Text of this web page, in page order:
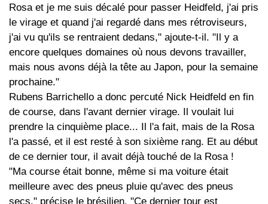
Rosa et je me suis décalé pour passer Heidfeld, j'ai pris
le virage et quand j'ai regardé dans mes rétroviseurs,
j'ai vu qu'ils se rentraient dedans," ajoute-t-il. "Il y a
encore quelques domaines où nous devons travailler,
mais nous avons déjà la tête au Japon, pour la semaine
prochaine."
Rubens Barrichello a donc percuté Nick Heidfeld en fin
de course, dans l'avant dernier virage. Il voulait lui
prendre la cinquième place... Il l'a fait, mais de la Rosa
l'a passé, et il est resté à son sixième rang. Et au début
de ce dernier tour, il avait déjà touché de la Rosa !
"Ma course était bonne, même si ma voiture était
meilleure avec des pneus pluie qu'avec des pneus
secs," précise le brésilien. "Ce dernier tour est